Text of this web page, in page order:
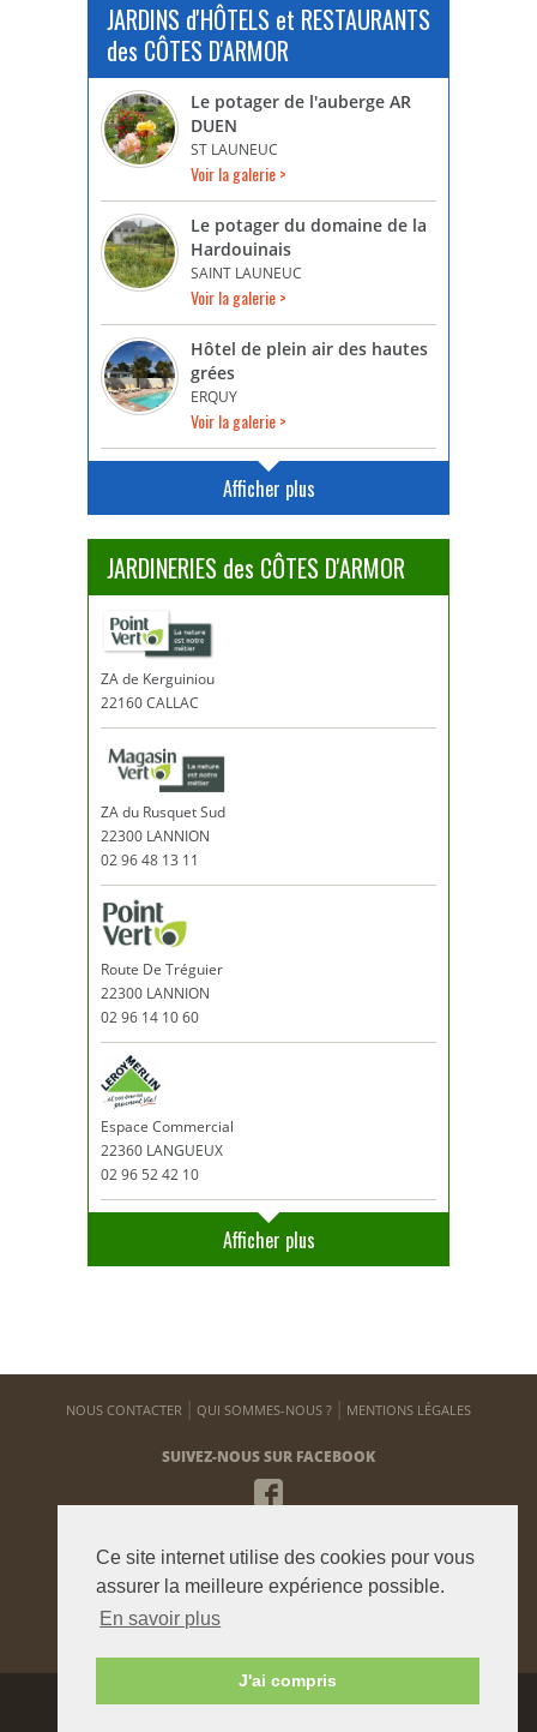
Ce site internet utilise des cookies pour vous
assurer la meilleure expérience possible.
En savoir plus
J'ai compris
JARDINS d'HÔTELS et RESTAURANTS
des CÔTES D'ARMOR
Le potager de l'auberge AR
DUEN
ST LAUNEUC
Voir la galerie >
Le potager du domaine de la
Hardouinais
SAINT LAUNEUC
Voir la galerie >
Hôtel de plein air des hautes
grées
ERQUY
Voir la galerie >
Afficher plus
JARDINERIES des CÔTES D'ARMOR
ZA de Kerguiniou
22160 CALLAC
ZA du Rusquet Sud
22300 LANNION
02 96 48 13 11
Route De Tréguier
22300 LANNION
02 96 14 10 60
Espace Commercial
22360 LANGUEUX
02 96 52 42 10
Afficher plus
NOUS CONTACTER QUI SOMMES-NOUS ? MENTIONS LÉGALES
SUIVEZ-NOUS SUR FACEBOOK
NEWSLETTER
Pour vous tenir informé de notre actualité
Agence graphique:Westango